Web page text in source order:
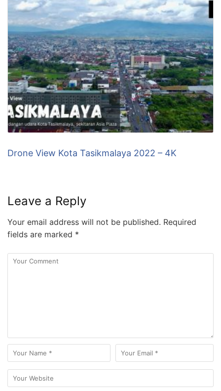
Drone View Kota Tasikmalaya 2022 – 4K
Leave a Reply
Your email address will not be published. Required
fields are marked *